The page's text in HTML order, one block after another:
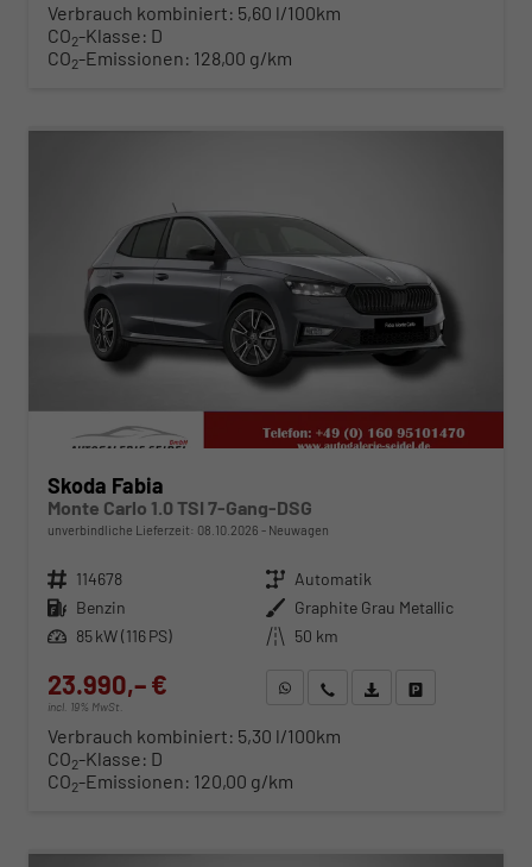
Verbrauch kombiniert: 5,60 l/100km
CO2-Klasse: D
CO2-Emissionen: 128,00 g/km
Skoda Fabia
Monte Carlo 1.0 TSI 7-Gang-DSG
unverbindliche Lieferzeit: 08.10.2026 Neuwagen
Fahrzeugnr. 114678 Getriebe Automatik
Kraftstoff Benzin Außenfarbe Graphite Grau Metallic
Leistung 85 kW (116 PS) Kilometerstand 50 km
23.990,– €
incl. 19% MwSt.
WhatsApp anfragen
Wir rufen Sie anFahrzeugexposé (PDF)
Verbrauch kombiniert: 5,30 l/100km
CO2-Klasse: D
CO2-Emissionen: 120,00 g/km